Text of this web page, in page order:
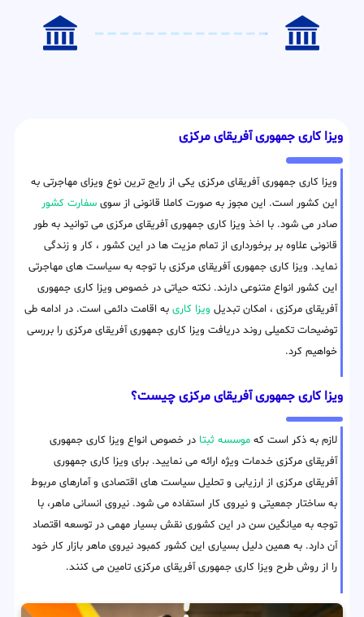
ویزا کاری جمهوری آفریقای مرکزی
ویزا کاری جمهوری آفریقای مرکزی یکی از رایج ترین نوع ویزای مهاجرتی به
این کشور است. این مجوز به صورت کاملا قانونی از سوی سفارت کشور
صادر می شود. با اخذ ویزا کاری جمهوری آفریقای مرکزی می توانید به طور
قانونی علاوه بر برخورداری از تمام مزیت ها در این کشور ، کار و زندگی
نماید. ویزا کاری جمهوری آفریقای مرکزی با توجه به سیاست های مهاجرتی
این کشور انواع متنوعی دارند. نکته حیاتی در خصوص ویزا کاری جمهوری
آفریقای مرکزی ، امکان تبدیل ویزا کاری به اقامت دائمی است. در ادامه طی
توضیحات تکمیلی روند دریافت ویزا کاری جمهوری آفریقای مرکزی را بررسی
خواهیم کرد.
ویزا کاری جمهوری آفریقای مرکزی چیست؟
لازم به ذکر است که موسسه ثبتا در خصوص انواع ویزا کاری جمهوری
آفریقای مرکزی خدمات ویژه ارائه می نمایید. برای ویزا کاری جمهوری
آفریقای مرکزی از ارزیابی و تحلیل سیاست های اقتصادی و آمارهای مربوط
به ساختار جمعیتی و نیروی کار استفاده می شود. نیروی انسانی ماهر، با
توجه به میانگین سن در این کشوری نقش بسیار مهمی در توسعه اقتصاد
آن دارد. به همین دلیل بسیاری این کشور کمبود نیروی ماهر بازار کار خود
را از روش طرح ویزا کاری جمهوری آفریقای مرکزی تامین می کنند.